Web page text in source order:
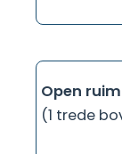
Open
(1 trede